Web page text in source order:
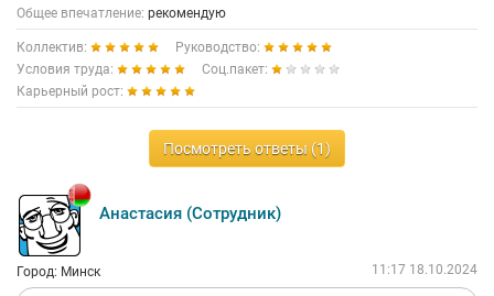
Общее впечатление: рекомендую
Коллектив:
Руководство:
Условия труда:
Соц.пакет:
Карьерный рост:
Посмотреть ответы (1)
Анастасия (Сотрудник)
Город: Минск 11:17 18.10.2024